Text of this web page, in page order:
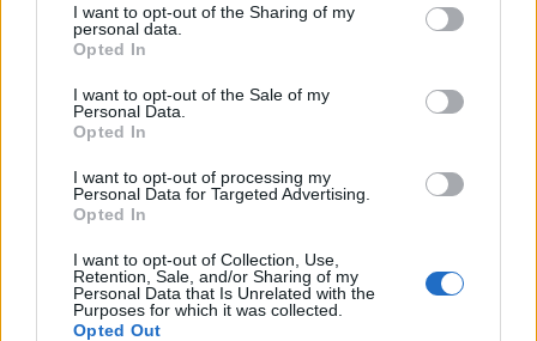
I want to opt-out of the Sharing of my
personal data.
Opted In
I want to opt-out of the Sale of my
Personal Data.
Opted In
I want to opt-out of processing my
Personal Data for Targeted Advertising.
Opted In
I want to opt-out of Collection, Use,
Retention, Sale, and/or Sharing of my
Personal Data that Is Unrelated with the
Purposes for which it was collected.
Opted Out
Δείτε αυτή τη δημοσίευση στο Instagram.